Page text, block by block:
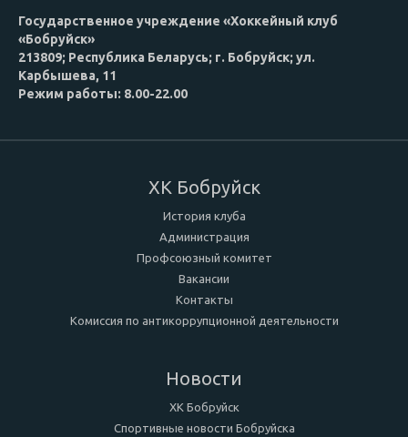
Государственное учреждение «Хоккейный клуб
«Бобруйск»
213809; Республика Беларусь; г. Бобруйск; ул.
Карбышева, 11
Режим работы: 8.00-22.00
ХК Бобруйск
История клуба
Администрация
Профсоюзный комитет
Вакансии
Контакты
Комиссия по антикоррупционной деятельности
Новости
ХК Бобруйск
Спортивные новости Бобруйска